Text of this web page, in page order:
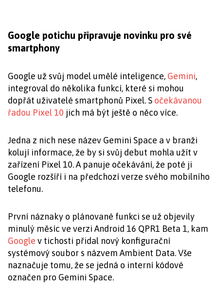
Google potichu připravuje novinku pro své
smartphony
Google už svůj model umělé inteligence, Gemini,
integroval do několika funkcí, které si mohou
dopřát uživatelé smartphonů Pixel. S očekávanou
řadou Pixel 10 jich má být ještě o něco více.
Jedna z nich nese název Gemini Space a v branži
kolují informace, že by si svůj debut mohla užít v
zařízení Pixel 10. A panuje očekávání, že poté ji
Google rozšíří i na předchozí verze svého mobilního
telefonu.
První náznaky o plánované funkci se už objevily
minulý měsíc ve verzi Android 16 QPR1 Beta 1, kam
Google v tichosti přidal nový konfigurační
systémový soubor s názvem Ambient Data. Vše
naznačuje tomu, že se jedná o interní kódové
označen pro Gemini Space.